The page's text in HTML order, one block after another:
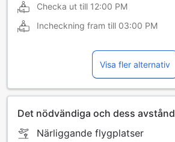
Checka ut till 12:00 PM
Incheckning fram till 03:00 PM
Visa fler alternativ
Det nödvändiga och dess avstånd
Närliggande flygplatser